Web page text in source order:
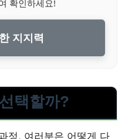
확인하세요!
지지력
택할까?
정, 여러분은 어떻게 다